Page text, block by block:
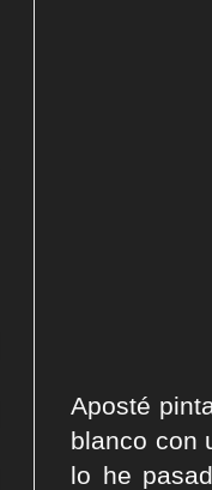
Aposté
blanco con
lo he